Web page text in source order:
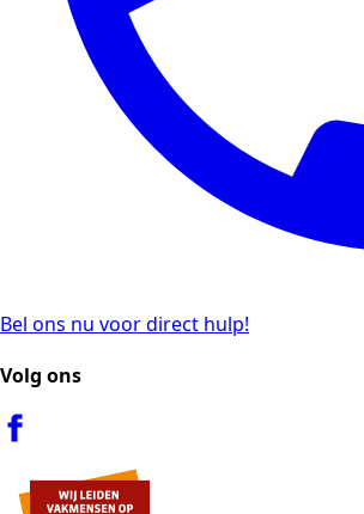
Bel ons nu voor direct hulp!
Volg ons